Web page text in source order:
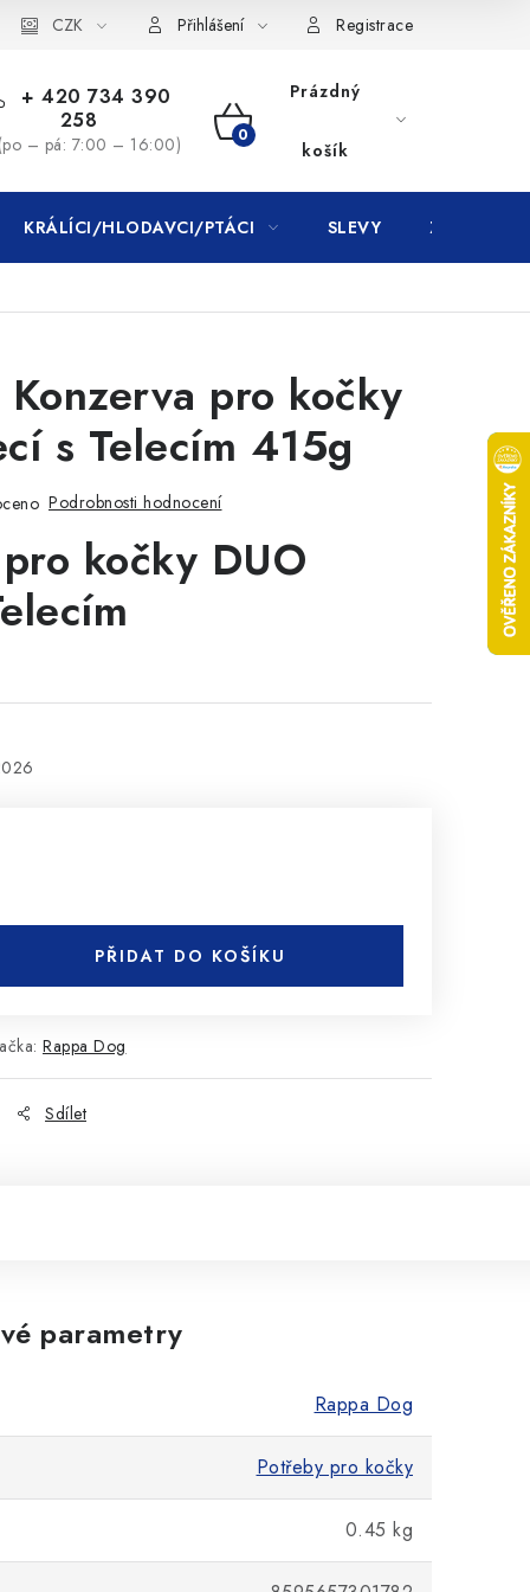
CZK Přihlášení Registrace
+ 420 734 390
258
(po – pá: 7:00 – 16:00)
NÁKUPNÍ
KOŠÍK
Prázdný
košík
KRÁLÍCI/HLODAVCI/PTÁCI SLEVY ZNAČKY
Konzerva pro kočky
s Telecím 415g
Podrobnosti hodnocení
kočky DUO
PŘIDAT DO KOŠÍKU
Rappa Dog
Sdílet
parametry
Rappa Dog
Potřeby pro kočky
0.45 kg